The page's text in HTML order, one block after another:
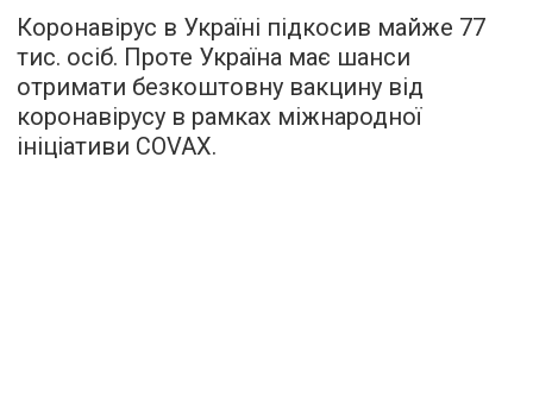
Коронавірус в Україні підкосив майже 77
тис. осіб. Проте Україна має шанси
отримати безкоштовну вакцину від
коронавірусу в рамках міжнародної
ініціативи COVAX.